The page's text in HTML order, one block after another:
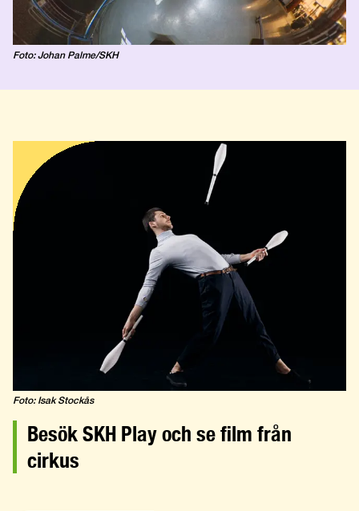
Foto: Johan Palme/SKH
Foto: Isak Stockås
Besök SKH Play och se film från
cirkus